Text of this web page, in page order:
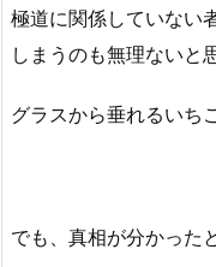
極道に関係していない
しまうのも無理ないと
グラスから垂れるいち
でも、真相が分かった